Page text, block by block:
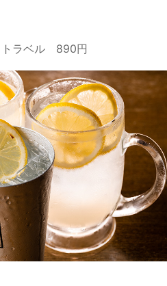
トラベル 890円